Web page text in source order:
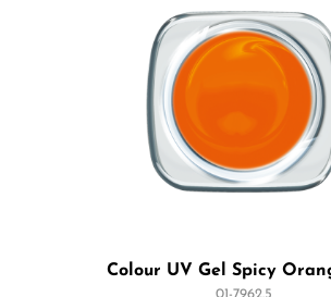
Colour UV Gel Spicy
01-7962.5